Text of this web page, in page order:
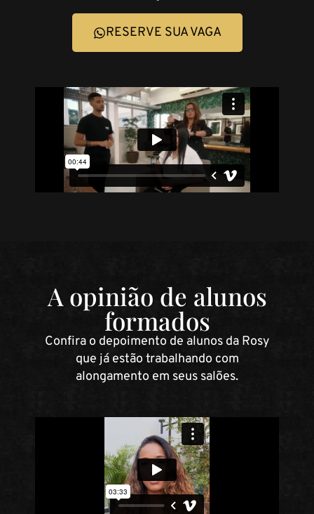
RESERVE SUA VAGA
A opinião de alunos
formados
Confira o depoimento de alunos da Rosy
que já estão trabalhando com
alongamento em seus salões.